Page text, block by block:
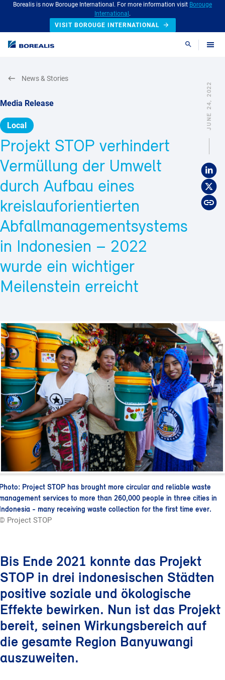
Borealis is now Borouge International. For more information visit Borouge
International .
VISIT BOROUGE INTERNATIONAL
Search
JUNE 24, 2022
Media Release
Local
Projekt STOP verhindert
Vermüllung der Umwelt
durch Aufbau eines
kreislauforientierten
Abfallmanagementsystems
in Indonesien – 2022
wurde ein wichtiger
Meilenstein erreicht
News & Stories
Project STOP has brought more circular and reliable waste
services to more than 260,000 people in three cities in
- many receiving waste collection for the first time ever.
Project STOP
Bis Ende 2021 konnte das Projekt
STOP in drei indonesischen Städten
positive soziale und ökologische
Effekte bewirken. Nun ist das Projekt
bereit, seinen Wirkungsbereich auf
die gesamte Region Banyuwangi
auszuweiten.